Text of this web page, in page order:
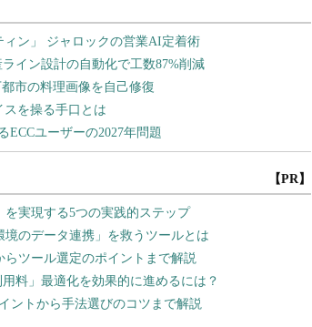
【PR】
実現する5つの実践的ステップ
のデータ連携」を救うツールとは
ツール選定のポイントまで解説
料」最適化を効果的に進めるには？
ントから手法選びのコツまで解説